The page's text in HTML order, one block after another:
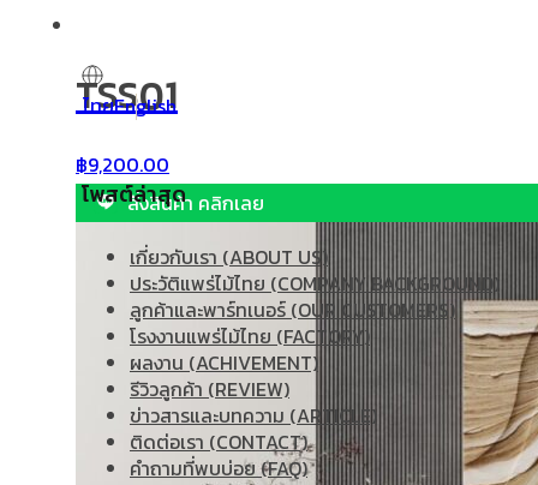
English
ไทย
โพสต์ล่าสุด
เกี่ยวกับเรา (ABOUT US)
ประวัติแพร่ไม้ไทย (COMPANY BACKGROUND)
ลูกค้าและพาร์ทเนอร์ (OUR CUSTOMERS)
โรงงานแพร่ไม้ไทย (FACTORY)
ผลงาน (ACHIVEMENT)
รีวิวลูกค้า (REVIEW)
ข่าวสารและบทความ (ARTICLE)
ติดต่อเรา (CONTACT)
คำถามที่พบบ่อย (FAQ)
TSS01
฿9,200.00
สั่งสินค้า คลิกเลย